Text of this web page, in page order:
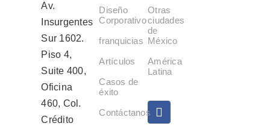
Av.
Insurgentes
Sur 1602.
Piso 4,
Suite 400,
Oficina
460, Col.
Crédito
Diseño
Corporativo
franquicias
Artículos
Casos de
éxito
Contáctanos
Otras
ciudades
de
México
América
Latina